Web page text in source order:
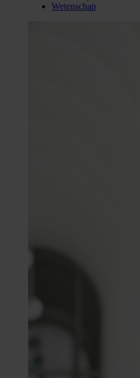
Wetenschap